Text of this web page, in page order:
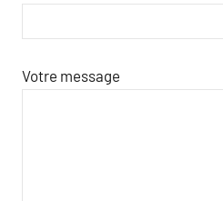
Votre message